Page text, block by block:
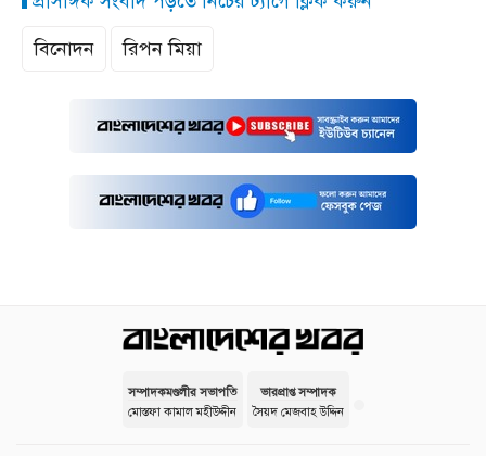
বিনোদন
রিপন মিয়া
সম্পাদকমণ্ডলীর সভাপতি
মোস্তফা কামাল মহীউদ্দীন
ভারপ্রাপ্ত সম্পাদক
সৈয়দ মেজবাহ উদ্দিন